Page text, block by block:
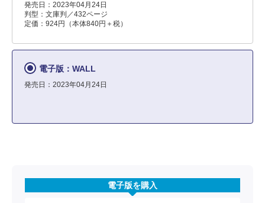
発売日：2023年04月24日
判型：文庫判／432ページ
定価：924円（本体840円＋税）
電子版：WALL
発売日：2023年04月24日
電子版を購入